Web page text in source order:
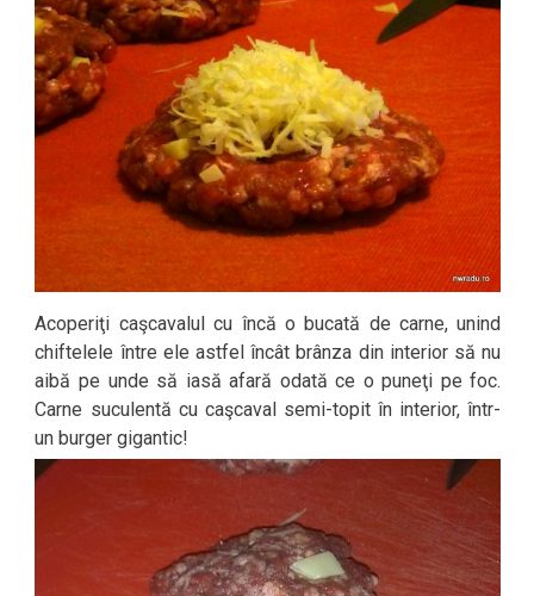
Acoperiţi caşcavalul cu încă o bucată de carne, unind
chiftelele între ele astfel încât brânza din interior să nu
aibă pe unde să iasă afară odată ce o puneţi pe foc.
Carne suculentă cu caşcaval semi-topit în interior, într-
un burger gigantic!